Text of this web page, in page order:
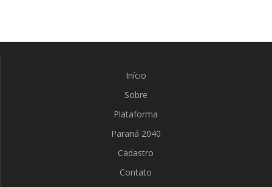
Início
Sobre
Plataforma
Paraná 2040
Cadastro
Contato